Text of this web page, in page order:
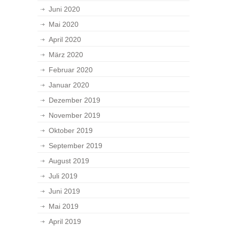
Juni 2020
Mai 2020
April 2020
März 2020
Februar 2020
Januar 2020
Dezember 2019
November 2019
Oktober 2019
September 2019
August 2019
Juli 2019
Juni 2019
Mai 2019
April 2019